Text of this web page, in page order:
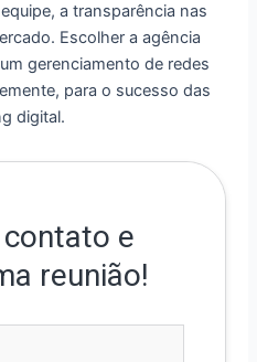
a transparência nas
Escolher a agência
gerenciamento de redes
para o sucesso das
digital.